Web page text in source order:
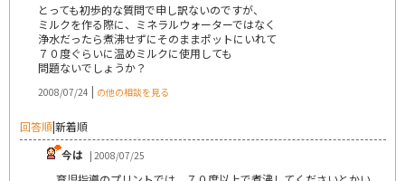
とっても初歩的な質問で申し訳ないのですが、
ミルクを作る際に、ミネラルウォーターではなく
浄水だったら煮沸せずにそのままポットにいれて
７０度ぐらいに温めミルクに使用しても
問題ないでしょうか？
2008/07/24 | の他の相談を見る
回答順|新着順
今は | 2008/07/25